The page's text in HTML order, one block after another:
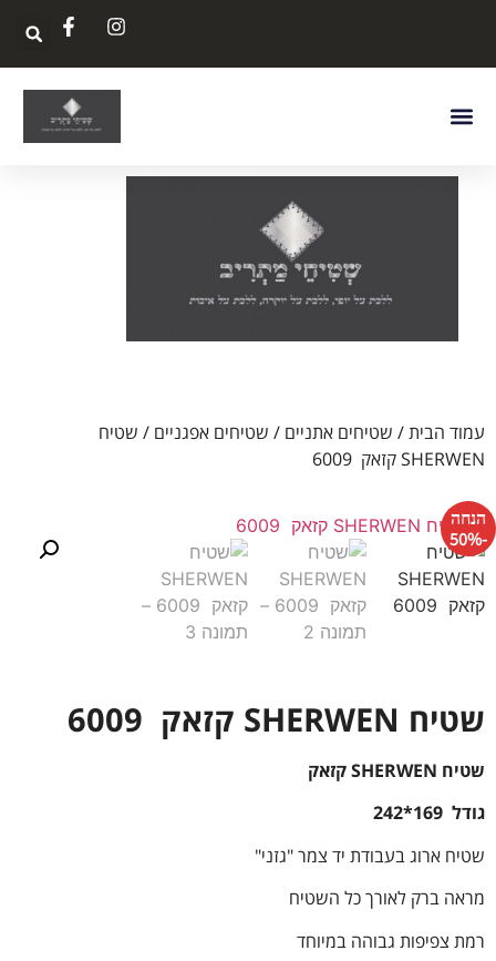
עמוד הבית/ שטיחים אתניים / שטיחים אפגניים / שטיח
SHERWEN קזאק 6009
הנחה
-50%
שטיח SHERWEN קזאק 6009
שטיח SHERWEN קזאק
גודל 169*242
שטיח ארוג בעבודת יד צמר "גזני"
מראה ברק לאורך כל השטיח
רמת צפיפות גבוהה במיוחד